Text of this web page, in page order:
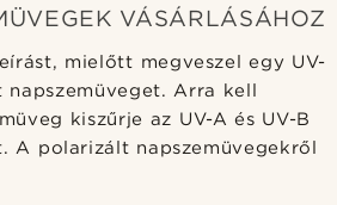
VÁSÁRLÁSÁHOZ
mielőtt megveszel egy UV-
Arra kell
kiszűrje az UV-A és UV-B
A polarizált napszemüvegekről